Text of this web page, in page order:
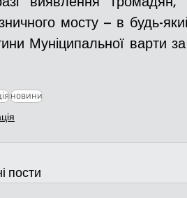
мосту – в будь-
Муніципальної варти за
новини
пости